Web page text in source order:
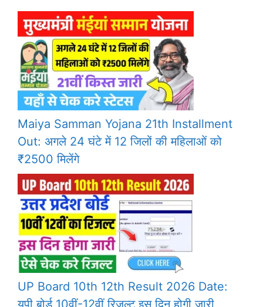
Maiya Samman Yojana 21th Installment
Out: अगले 24 घंटे में 12 जिलों की महिलाओं को
₹2500 मिलेंगे
UP Board 10th 12th Result 2026 Date: